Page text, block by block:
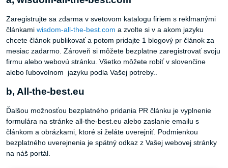
Zaregistrujte sa zdarma v svetovom katalogu firiem s reklmanými
článkami wisdom-all-the-best.com a zvolte si v a akom jazyku
chcete článok publikovať a potom pridajte 1 blogový pr článok za
mesiac zadarmo. Zároveň si môžete bezplatne zaregistrovať svoju
firmu alebo webovú stránku. Všetko môžete robiť v slovenčine
alebo ľubovolnom jazyku podla Vašej potreby..
b, All-the-best.eu
Ďalšou možnosťou bezplatného pridania PR článku je vyplnenie
formulára na stránke all-the-best.eu alebo zaslanie emailu s
článkom a obrázkami, ktoré si želáte uverejniť. Podmienkou
bezplatného uverejnenia je spätný odkaz z Vašej webovej stránky
na náš portál.